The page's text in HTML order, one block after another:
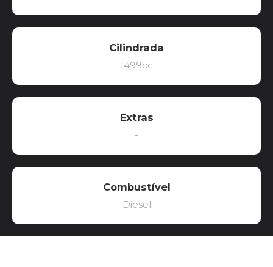
Cilindrada
1499cc
Extras
-
Combustível
Diesel